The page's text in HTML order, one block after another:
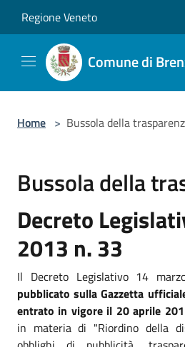
Regione Veneto
Comune di
Home > Bussola della
Bussola della
Decreto
2013 n. 33
Il Decreto Legislativo 14
pubblicato sulla Gazzetta
entrato in vigore il 20 aprile
in materia di "Riordino della